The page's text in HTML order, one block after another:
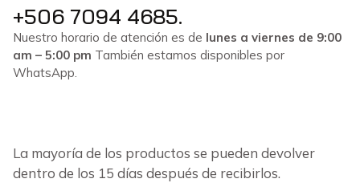
+506 7094 4685.
Nuestro horario de atención es de lunes a viernes de 9:00
am – 5:00 pm También estamos disponibles por
WhatsApp.
La mayoría de los productos se pueden devolver
dentro de los 15 días después de recibirlos.